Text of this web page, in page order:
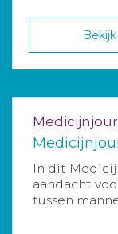
Bekijk
In dit
aandacht
tussen